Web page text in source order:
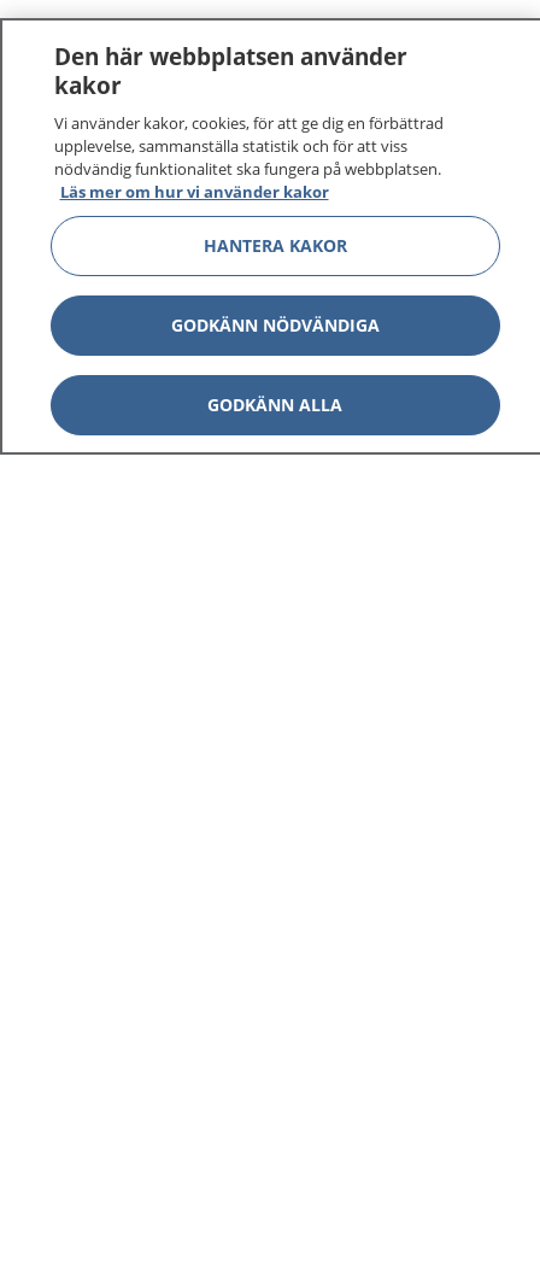
Den här webbplatsen använder
kakor
Vi använder kakor, cookies, för att ge dig en förbättrad
upplevelse, sammanställa statistik och för att viss
nödvändig funktionalitet ska fungera på webbplatsen.
Läs mer om hur vi använder kakor
HANTERA KAKOR
GODKÄNN NÖDVÄNDIGA
GODKÄNN ALLA